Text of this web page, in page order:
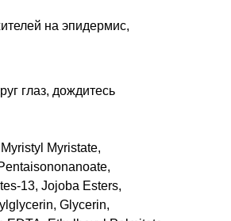
на эпидермис,
глаз, дождитесь
Myristate,
13, Jojoba Esters,
Glycerin,